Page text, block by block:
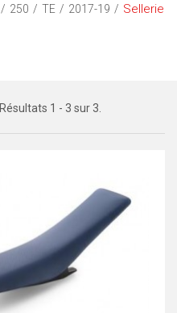
/ 250 / TE / 2017-19 / Sellerie
Résultats 1 - 3 sur 3.